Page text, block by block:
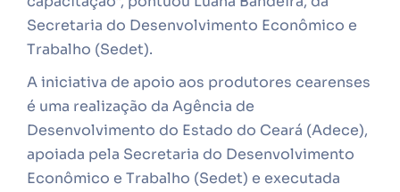
Secretaria do Desenvolvimento Econômico e
Trabalho (Sedet).
A iniciativa de apoio aos produtores cearenses
é uma realização da Agência de
Desenvolvimento do Estado do Ceará (Adece),
apoiada pela Secretaria do Desenvolvimento
Econômico e Trabalho (Sedet) e executada